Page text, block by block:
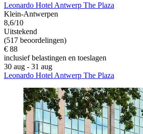
Leonardo Hotel Antwerp The Plaza
Klein-Antwerpen
8,6/10
Uitstekend
(517 beoordelingen)
€ 88
inclusief belastingen en toeslagen
30 aug - 31 aug
Leonardo Hotel Antwerp The Plaza